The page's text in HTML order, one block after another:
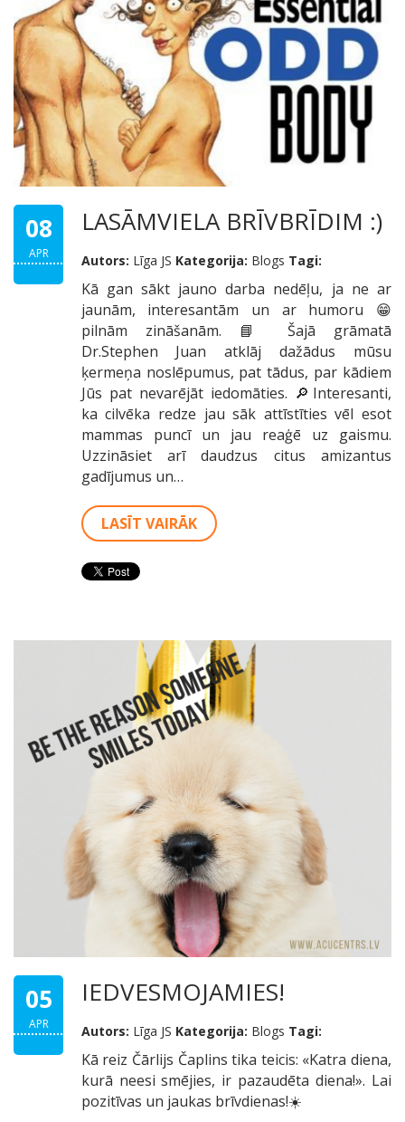
08
APR
LASĀMVIELA BRĪVBRĪDIM :)
Autors: Līga JS Kategorija: Blogs Tagi:
Kā gan sākt jauno darba nedēļu, ja ne ar
jaunām, interesantām un ar humoru 😁
pilnām zināšanām. 📘 Šajā grāmatā
Dr.Stephen Juan atklāj dažādus mūsu
ķermeņa noslēpumus, pat tādus, par kādiem
Jūs pat nevarējāt iedomāties. 🔎Interesanti,
ka cilvēka redze jau sāk attīstīties vēl esot
mammas puncī un jau reaģē uz gaismu.
Uzzināsiet arī daudzus citus amizantus
gadījumus un…
LASĪT VAIRĀK
05
APR
IEDVESMOJAMIES!
Autors: Līga JS Kategorija: Blogs Tagi:
Kā reiz Čārlijs Čaplins tika teicis: «Katra diena,
kurā neesi smējies, ir pazaudēta diena!». Lai
pozitīvas un jaukas brīvdienas!☀️